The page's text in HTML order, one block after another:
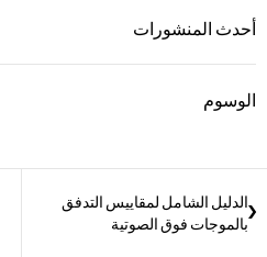
أحدث المنشورات
الوسوم
الدليل الشامل لمقاييس التدفق
بالموجات فوق الصوتية